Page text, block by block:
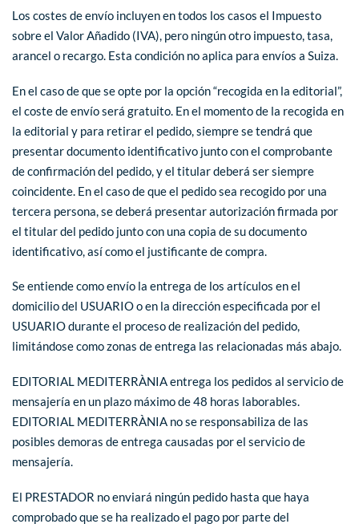
Los costes de envío incluyen en todos los casos el Impuesto
sobre el Valor Añadido (IVA), pero ningún otro impuesto, tasa,
arancel o recargo. Esta condición no aplica para envíos a Suiza.
En el caso de que se opte por la opción “recogida en la editorial”,
el coste de envío será gratuito. En el momento de la recogida en
la editorial y para retirar el pedido, siempre se tendrá que
presentar documento identificativo junto con el comprobante
de confirmación del pedido, y el titular deberá ser siempre
coincidente. En el caso de que el pedido sea recogido por una
tercera persona, se deberá presentar autorización firmada por
el titular del pedido junto con una copia de su documento
identificativo, así como el justificante de compra.
Se entiende como envío la entrega de los artículos en el
domicilio del USUARIO o en la dirección especificada por el
USUARIO durante el proceso de realización del pedido,
limitándose como zonas de entrega las relacionadas más abajo.
EDITORIAL MEDITERRÀNIA entrega los pedidos al servicio de
mensajería en un plazo máximo de 48 horas laborables.
EDITORIAL MEDITERRÀNIA no se responsabiliza de las
posibles demoras de entrega causadas por el servicio de
mensajería.
El PRESTADOR no enviará ningún pedido hasta que haya
comprobado que se ha realizado el pago por parte del